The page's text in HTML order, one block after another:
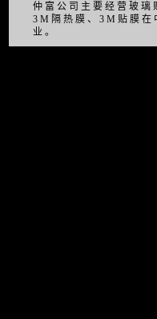
仲富公司主要经营玻
3M隔热膜、3M贴膜在
业。